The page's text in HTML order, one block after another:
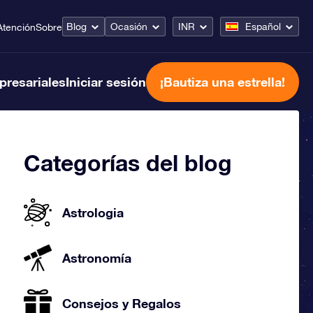
Sobre Blog Ocasión INR Español
Iniciar sesión ¡Bautiza una estrella!
Categorías del blog
Astrologia
Astronomía
Consejos y Regalos